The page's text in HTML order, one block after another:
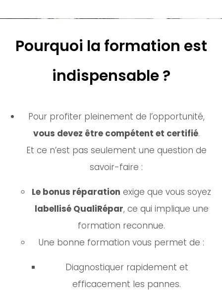
Pourquoi la formation est
indispensable ?
Pour profiter pleinement de l’opportunité,
vous devez être compétent et certifié.
Et ce n’est pas seulement une question de
savoir-faire :
Le bonus réparation exige que vous soyez
labellisé QualiRépar, ce qui implique une
formation reconnue.
Une bonne formation vous permet de :
Diagnostiquer rapidement et
efficacement les pannes.